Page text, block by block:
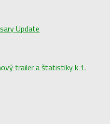
trailer a štatistiky k 1.